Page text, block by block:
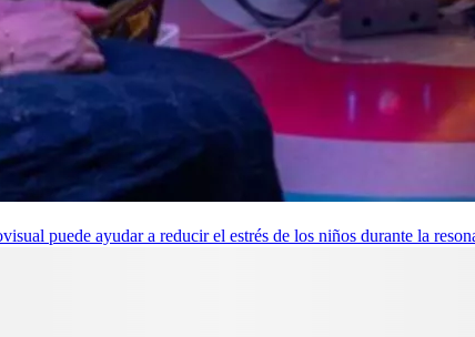
puede ayudar a reducir el estrés de los niños durante la